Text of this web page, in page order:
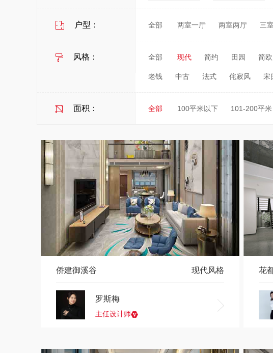
户型： 全部 两室一厅 两室两厅 三
风格： 全部 现代 简约 田园 简欧
老钱 中古 法式 侘寂风 宋
面积： 全部 100平米以下 101-200平米
侨建御溪谷 现代风格
罗斯梅
主任设计师
花